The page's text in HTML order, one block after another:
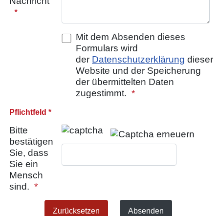
Mit dem Absenden dieses
Formulars wird
der Datenschutzerklärung dieser
Website und der Speicherung
der übermittelten Daten
zugestimmt.
Honeypot, bitte lassen Sie dieses Feld leer
Pflichtfeld *
Bitte
bestätigen
Sie, dass
Sie ein
Mensch
sind.